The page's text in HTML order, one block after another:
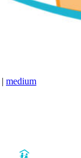
| medium